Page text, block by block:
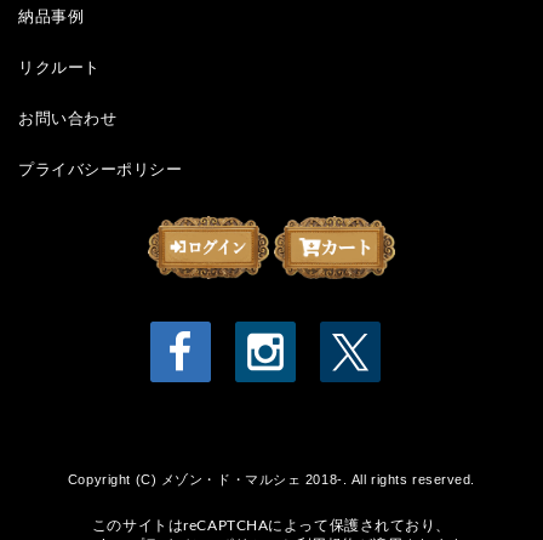
納品事例
リクルート
お問い合わせ
プライバシーポリシー
Copyright (C) メゾン・ド・マルシェ 2018-. All rights reserved.
このサイトはreCAPTCHAによって保護されており、